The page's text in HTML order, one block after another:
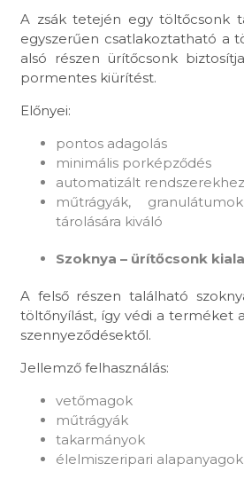
A zsák tetején egy töltőcsonk
egyszerűen csatlakoztatható a
alsó részen ürítőcsonk
pormentes kiürítést.
Előnyei:
pontos adagolás
minimális porképződés
automatizált
műtrágyák,
tárolására kiváló
Szoknya – ürítőcsonk
A felső részen található
töltőnyílást, így védi a terméket
szennyeződésektől.
Jellemző felhasználás:
vetőmagok
műtrágyák
takarmányok
élelmiszeripari alapanyagok